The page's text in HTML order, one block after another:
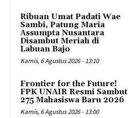
Ribuan Umat Padati Wae
Sambi, Patung Maria
Assumpta Nusantara
Disambut Meriah di
Labuan Bajo
Kamis, 6 Agustus 2026 - 13:10
Frontier for the Future!
FPK UNAIR Resmi Sambut
275 Mahasiswa Baru 2026
Kamis, 6 Agustus 2026 - 13:00